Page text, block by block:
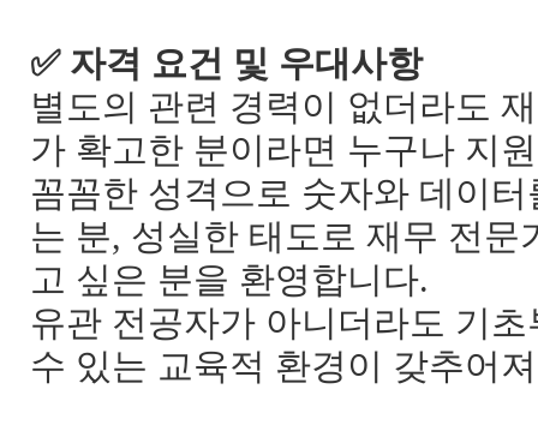
✅ 자격 요건 및 우대사항
별도의 관련 경력이 없더라도
가 확고한 분이라면 누구나 지
꼼꼼한 성격으로 숫자와 데이
는 분, 성실한 태도로 재무 전문
고 싶은 분을 환영합니다.
유관 전공자가 아니더라도 기
수 있는 교육적 환경이 갖추어